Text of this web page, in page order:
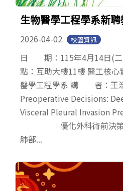
生物醫學工程學系新
2026-04-02 校園資訊
日 期：115年4月14日(
點：互助大樓11樓 醫工核
醫學工程學系 講 者：
Preoperative Decisions:
Visceral Pleural Invasion
優化外科術前決策：
肺部...